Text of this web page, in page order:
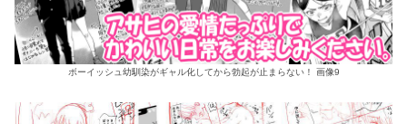
ボーイッシュ幼馴染がギャル化してから勃起が止まらない！ 画像9